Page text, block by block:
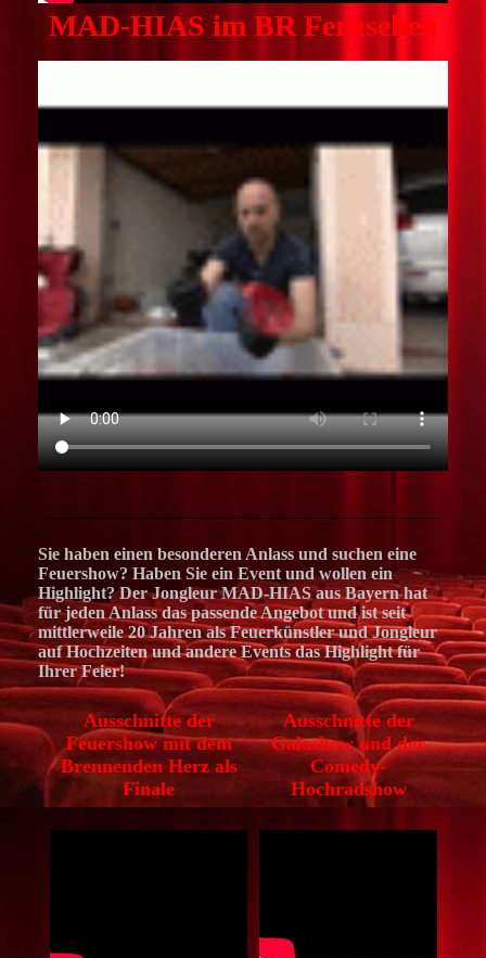
MAD-HIAS im BR Fernsehen
Sie haben einen besonderen Anlass und suchen eine
Feuershow? Haben Sie ein Event und wollen ein
Highlight? Der Jongleur MAD-HIAS aus Bayern hat
für jeden Anlass das passende Angebot und ist seit
mittlerweile 20 Jahren als Feuerkünstler und Jongleur
auf Hochzeiten und andere Events das Highlight für
Ihrer Feier!
Ausschnitte der
Feuershow mit dem
Brennenden Herz als
Finale
Ausschnitte der
Galashow und der
Comedy-
Hochradshow